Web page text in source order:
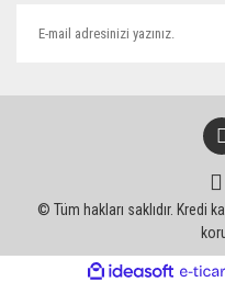
© Tüm hakları saklıdır. Kredi
ideasoft